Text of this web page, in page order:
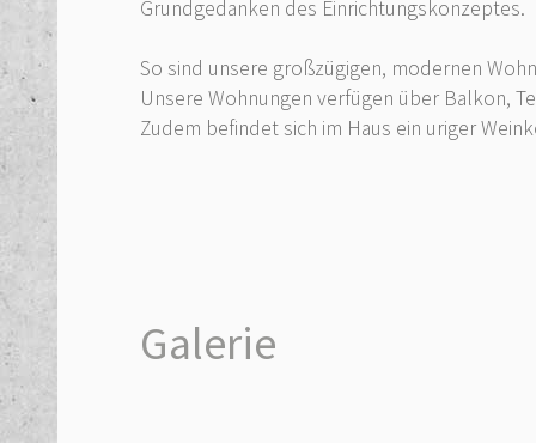
Grundgedanken des Einrichtungskonzeptes.
So sind unsere großzügigen, modernen
Unsere Wohnungen verfügen über Balkon,
Zudem befindet sich im Haus ein uriger
Galerie